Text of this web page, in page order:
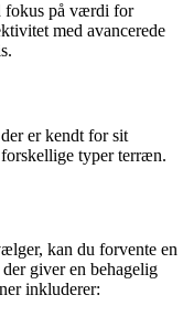
fokus på værdi for
med avancerede
er kendt for sit
typer terræn.
kan du forvente en
giver en behagelig
inkluderer: